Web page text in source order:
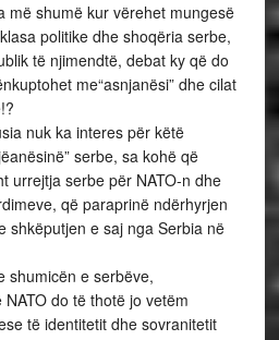
më shumë kur vërehet mungesë
politike dhe shoqëria serbe,
të njimendtë, debat ky që do
me“asnjanësi” dhe cilat
nuk ka interes për këtë
serbe, sa kohë që
urrejtja serbe për NATO-n dhe
që paraprinë ndërhyrjen
shkëputjen e saj nga Serbia në
shumicën e serbëve,
do të thotë jo vetëm
të identitetit dhe sovranitetit